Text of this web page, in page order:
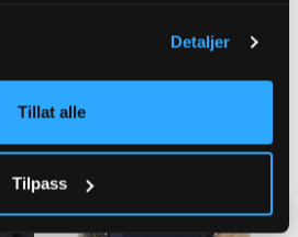
Detaljer
Tillat alle
Tilpass